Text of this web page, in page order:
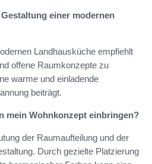
einer modernen
Landhausküche empfiehlt
offene Raumkonzepte zu
warme und einladende
beiträgt.
mein Wohnkonzept einbringen?
der Raumaufteilung und der
Durch gezielte Platzierung